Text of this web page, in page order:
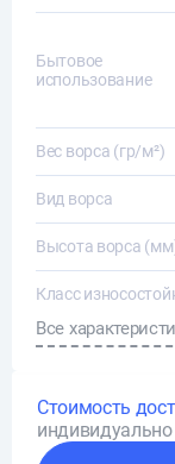
Бытовое
использование
Вес ворса (гр/м²)
Вид ворса
Высота ворса
Класс
Все
Стоимость
индивидуально